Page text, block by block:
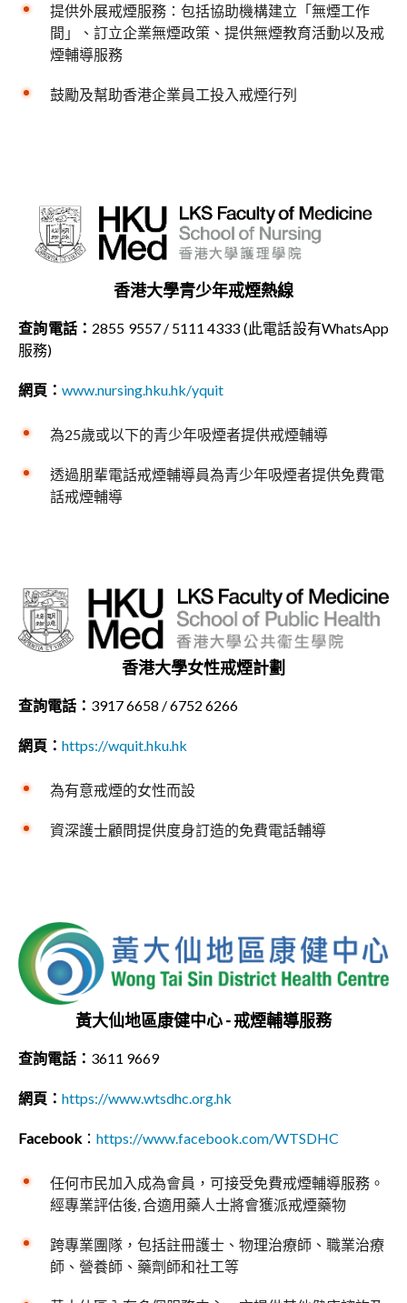
提供外展戒煙服務：包括協助機構建立「無煙工作
間」、訂立企業無煙政策、提供無煙教育活動以及戒
煙輔導服務
鼓勵及幫助香港企業員工投入戒煙行列
香港大學青少年戒煙熱線
查詢電話： 2855 9557 / 5111 4333 (此電話設有WhatsApp
服務)
網頁： www.nursing.hku.hk/yquit
為25歲或以下的青少年吸煙者提供戒煙輔導
透過朋輩電話戒煙輔導員為青少年吸煙者提供免費電
話戒煙輔導
香港大學女性戒煙計劃
查詢電話： 3917 6658 / 6752 6266
網頁： https://wquit.hku.hk
為有意戒煙的女性而設
資深護士顧問提供度身訂造的免費電話輔導
黃大仙地區康健中心 - 戒煙輔導服務
查詢電話： 3611 9669
網頁： https://www.wtsdhc.org.hk
Facebook： https://www.facebook.com/WTSDHC
任何市民加入成為會員，可接受免費戒煙輔導服務。
經專業評估後, 合適用藥人士將會獲派戒煙藥物
跨專業團隊，包括註冊護士、物理治療師、職業治療
師、營養師、藥劑師和社工等